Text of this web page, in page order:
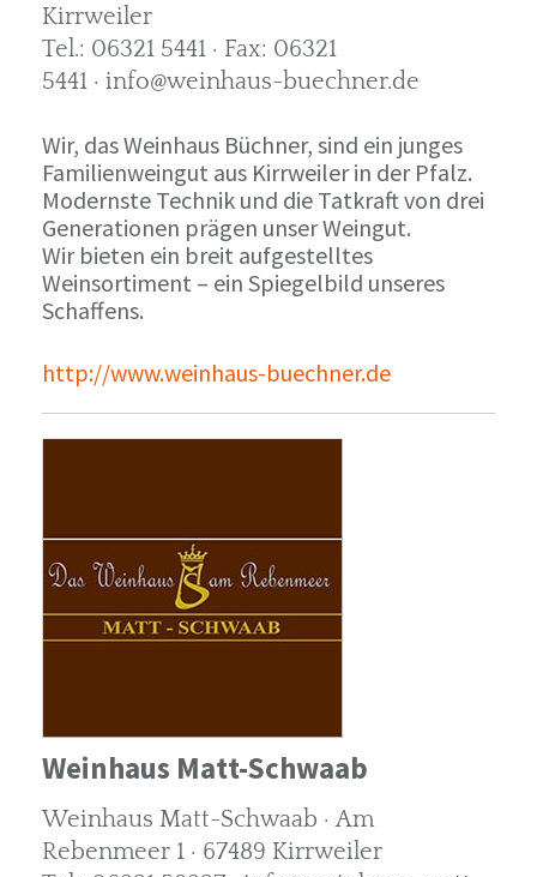
Kirrweiler
Tel.: 06321 5441 · Fax: 06321
5441 · info@weinhaus-buechner.de
Wir, das Weinhaus Büchner, sind ein junges
Familienweingut aus Kirrweiler in der Pfalz.
Modernste Technik und die Tatkraft von drei
Generationen prägen unser Weingut.
Wir bieten ein breit aufgestelltes
Weinsortiment – ein Spiegelbild unseres
Schaffens.
http://www.weinhaus-buechner.de
Weinhaus Matt-Schwaab
Weinhaus Matt-Schwaab · Am
Rebenmeer 1 · 67489 Kirrweiler